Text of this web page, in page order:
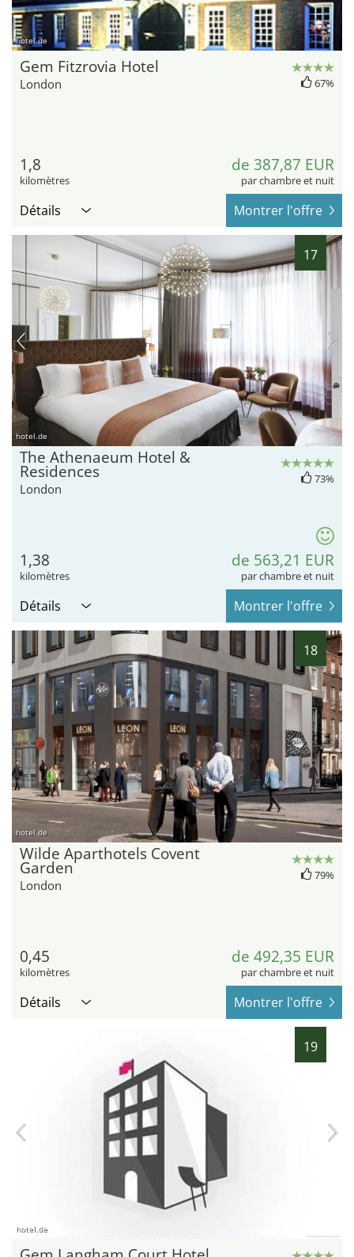
hotel.de
Gem Fitzrovia Hotel
London 67%
1,8
kilomètres
de 387,87 EUR
par chambre et nuit
Détails Montrer l'offre
17
hotel.de
The Athenaeum Hotel &
Residences
London
73%
1,38
kilomètres
de 563,21 EUR
par chambre et nuit
Détails Montrer l'offre
18
hotel.de
Wilde Aparthotels Covent
Garden
London
79%
0,45
kilomètres
de 492,35 EUR
par chambre et nuit
Détails Montrer l'offre
19
hotel.de